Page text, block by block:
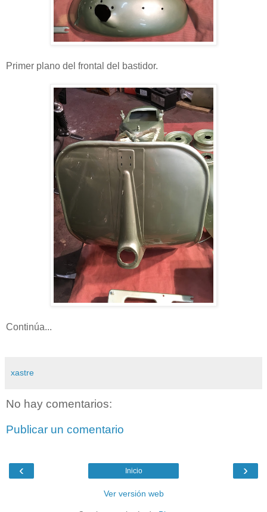
Primer plano del frontal del bastidor.
Continúa...
xastre
No hay comentarios:
Publicar un comentario
‹ ›
Inicio
Ver versión web